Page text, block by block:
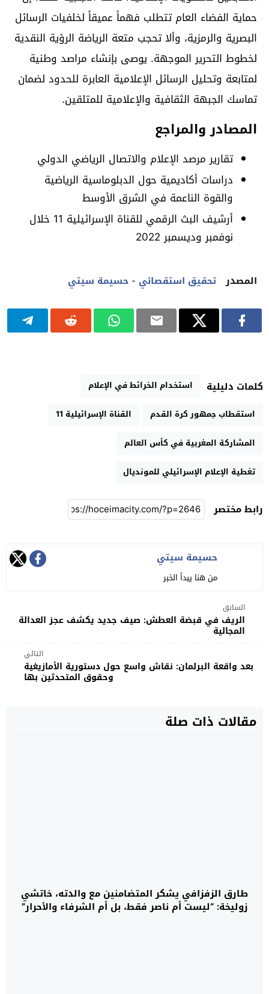
حماية الفضاء العام تتطلب فهماً عميقاً لخلفيات الرسائل
البصرية والرمزية، وألا تحجب متعة الرياضة الرؤية النقدية
لخطوط التحرير الموجهة. يوصى بإنشاء مراصد وطنية
لمتابعة وتحليل الرسائل الإعلامية العابرة للحدود لضمان
تماسك الجبهة الثقافية والإعلامية للمتلقين.
المصادر والمراجع
تقارير مرصد الإعلام والاتصال الرياضي الدولي
دراسات أكاديمية حول الدبلوماسية الرياضية
والقوة الناعمة في الشرق الأوسط
أرشيف البث الرقمي للقناة الإسرائيلية 11 خلال
نوفمبر وديسمبر 2022
المصدر تحقيق استقصائي - حسيمة سيتي
كلمات دليلية
استخدام الخرائط في الإعلام
استقطاب جمهور كرة القدم
القناة الإسرائيلية 11
المشاركة المغربية في كأس العالم
تغطية الإعلام الإسرائيلي للمونديال
رابط مختصر
حسيمة سيتي
من هنا يبدأ الخبر
السابق
الريف في قبضة العطش: صيف جديد يكشف عجز العدالة
المجالية
التالي
بعد واقعة البرلمان: نقاش واسع حول دستورية الأمازيغية
وحقوق المتحدثين بها
مقالات ذات صلة
طارق الزفزافي يشكر المتضامنين مع والدته، خاتشي
زوليخة: “ليست أم ناصر فقط، بل أم الشرفاء والأحرار”